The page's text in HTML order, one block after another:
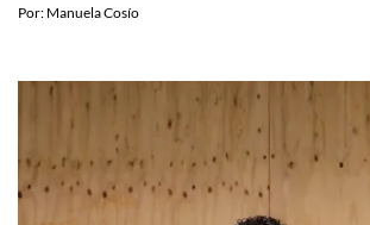
Por: Manuela Cosío